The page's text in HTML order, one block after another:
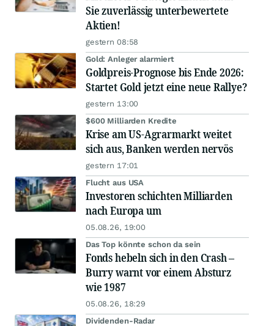
Sie zuverlässig unterbewertete
Aktien!
gestern 08:58
Gold: Anleger alarmiert
Goldpreis-Prognose bis Ende 2026:
Startet Gold jetzt eine neue Rallye?
gestern 13:00
$600 Milliarden Kredite
Krise am US-Agrarmarkt weitet
sich aus, Banken werden nervös
gestern 17:01
Flucht aus USA
Investoren schichten Milliarden
nach Europa um
05.08.26, 19:00
Das Top könnte schon da sein
Fonds hebeln sich in den Crash –
Burry warnt vor einem Absturz
wie 1987
05.08.26, 18:29
Dividenden-Radar